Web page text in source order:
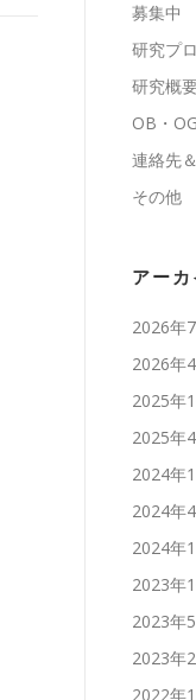
募集中
研究プ
研究概
OB・OG
連絡先
その他
アー
2026年
2026年
2025年
2025年
2024年
2024年
2024年
2023年
2023年
2023年
2022年